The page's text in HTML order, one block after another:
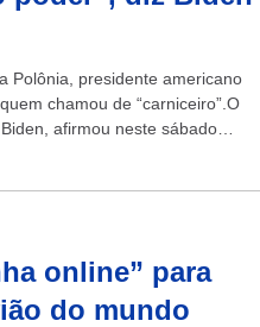
Polônia, presidente americano
chamou de “carniceiro”.O
afirmou neste sábado
online” para
do mundo